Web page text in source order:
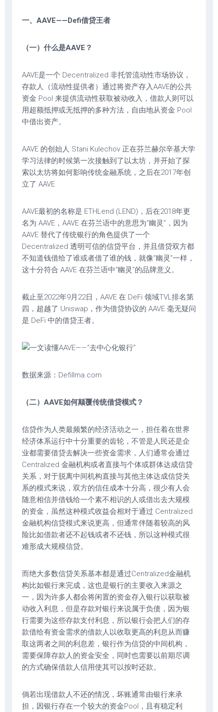
一、AAVE——Defi借贷王者
（一）什么是AAVE？
AAVE是一个 Decentralized 非托管流动性市场协议，
存款人（流动性提供者）通过将资产存入AAVE的公共
资金 Pool 来提供流动性获取被动收入，借款人则可以
用超额抵押或无抵押的多种方法，自由地从资金 Pool
中借出资产。
AAVE 的创始人 Stani Kulechov 正在芬兰赫尔辛基大学
学习法律的时候第一次接触到了以太坊，并开始了探
索以太坊将如何影响传统金融系统，之后在2017年创
立了 AAVE
AAVE最初的名称是 ETHLend (LEND)，后在2018年更
名为 AAVE，AAVE 在芬兰语中的意思为“幽灵”，因为
AAVE 替代了传统银行的角色提供了一个
Decentralized 透明可信的信贷平台，并且借贷双方都
不知道钱借给了谁或者借了谁的钱，就像“幽灵”一样，
这十分符合 AAVE 在芬兰语中“幽灵”的品牌意义。
截止至2022年9月22日，AAVE 在 DeFi 领域TVL排名第
四，超越了 Uniswap，作为借贷协议的 AAVE 毫无疑问
是 DeFi 中的借贷王者。
数据来源：Defillma.com
（二）AAVE如何颠覆传统借贷模式？
信贷作为人类最频繁的经济活动之一，担任着在世界
经济体系运行中十分重要的齿轮，不管是人民还是企
业都需要借贷去解决一些资金需求，人们通常会通过
Centralized 金融机构或者直接与个体或群体达成信贷
关系，对于脱离中间机构直接与其他主体达成信贷关
系的模式来说，双方的信任成本十分高，很少有人会
随意相信并借钱给一个素不相识的人或借出去大规模
的资金，虽然这种模式收益会相对于通过 Centralized
金融机构信贷模式来说更高，但通常伴随着较高的风
险比如借款者还不起钱或者不还钱，所以这种模式很
难形成大规模信贷。
而绝大多数信贷关系基本都是通过Centralized金融机
构比如银行来完成，这也是银行的主要收入来源之
一，因为许多人都会将闲置的资金存入银行以获取被
动收入利息，但是存款对银行来说属于负债，因为银
行需要为这些存款支付利息，所以银行会把人们的存
款借给有资金需求的借款人以收取更高的利息从而赚
取这两者之间的利息差，银行作为信贷的中间机构，
需要保障存款人的资金安全，同时也需要以前期尽调
的方式确保借款人信用使其可以按时还款。
倘若出现借款人不还的情况，坏账通常由银行来承
担，因银行存在一个较大的资金Pool，且有稳定利